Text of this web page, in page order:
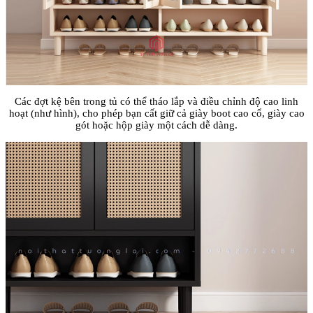
Các đợt kệ bên trong tủ có thể tháo lắp và điều chỉnh độ cao linh
hoạt (như hình), cho phép bạn cất giữ cả giày boot cao cổ, giày cao
gót hoặc hộp giày một cách dễ dàng.